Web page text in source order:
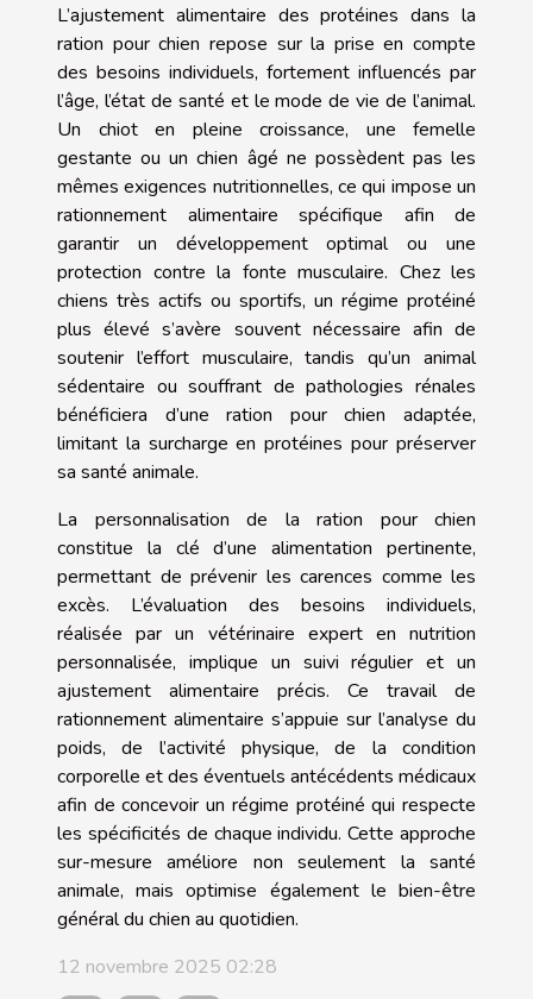
L’ajustement alimentaire des protéines dans la
ration pour chien repose sur la prise en compte
des besoins individuels, fortement influencés par
l’âge, l’état de santé et le mode de vie de l’animal.
Un chiot en pleine croissance, une femelle
gestante ou un chien âgé ne possèdent pas les
mêmes exigences nutritionnelles, ce qui impose un
rationnement alimentaire spécifique afin de
garantir un développement optimal ou une
protection contre la fonte musculaire. Chez les
chiens très actifs ou sportifs, un régime protéiné
plus élevé s’avère souvent nécessaire afin de
soutenir l’effort musculaire, tandis qu’un animal
sédentaire ou souffrant de pathologies rénales
bénéficiera d’une ration pour chien adaptée,
limitant la surcharge en protéines pour préserver
sa santé animale.
La personnalisation de la ration pour chien
constitue la clé d’une alimentation pertinente,
permettant de prévenir les carences comme les
excès. L’évaluation des besoins individuels,
réalisée par un vétérinaire expert en nutrition
personnalisée, implique un suivi régulier et un
ajustement alimentaire précis. Ce travail de
rationnement alimentaire s’appuie sur l’analyse du
poids, de l’activité physique, de la condition
corporelle et des éventuels antécédents médicaux
afin de concevoir un régime protéiné qui respecte
les spécificités de chaque individu. Cette approche
sur-mesure améliore non seulement la santé
animale, mais optimise également le bien-être
général du chien au quotidien.
12 novembre 2025 02:28